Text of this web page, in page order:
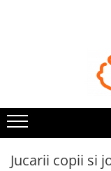
Jucarii copii si